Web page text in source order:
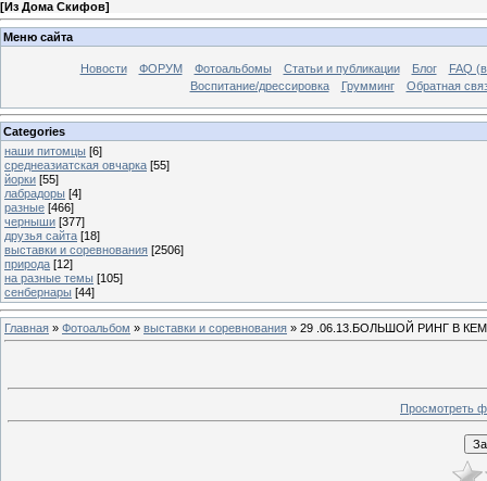
[Из Дома Скифов]
Меню сайта
Новости ФОРУМ Фотоальбомы Статьи и публикации Блог
FAQ
Воспитание/дрессировка
Грумминг Обратная
Categories
наши питомцы [6]
среднеазиатская овчарка [55]
йорки [55]
лабрадоры [4]
разные [466]
черныши [377]
друзья сайта [18]
выставки и соревнования [2506]
природа [12]
на разные темы [105]
сенбернары [44]
Главная » Фотоальбом » выставки и соревнования » 29 .06.13.БОЛЬШОЙ РИНГ В
Просмотреть